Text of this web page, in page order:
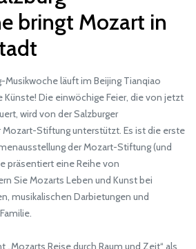
bringt Mozart in
läuft im Beijing Tianqiao
Die einwöchige Feier, die von jetzt
wird von der Salzburger
Mozart-Stiftung unterstützt. Es ist die erste
der Mozart-Stiftung (und
präsentiert eine Reihe von
Sie Mozarts Leben und Kunst bei
musikalischen Darbietungen und
Reise durch Raum und Zeit“ als